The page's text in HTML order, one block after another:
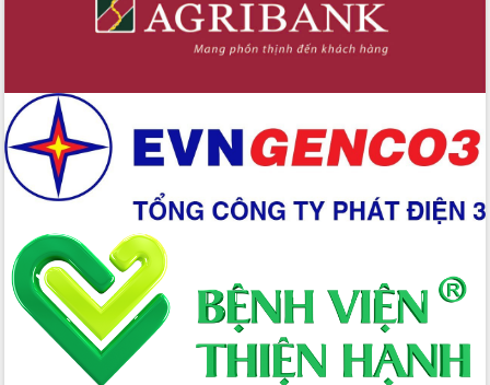
Hội nghị chia sẻ kinh nghiệm, chuyển
giao kỹ thuật y tế, định hướng phát
triển trong lĩnh vực văn hóa, du lịch
Công bố quyết định của Ban Thường
vụ Tỉnh ủy về công tác cán bộ.
Thủ tướng Phạm Minh Chính: Khẩn
trương tái thiết cuộc sống người dân
Tập trung nâng cao chất lượng, tổ
chức sản xuất sầu riêng theo hướng
bền vững
Đẩy nhanh công tác khắc phục, ổn
định đời sống Nhân dân sau bão số 13
Bí thư Tỉnh ủy Lương Nguyễn Minh